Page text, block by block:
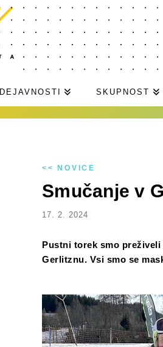
DEJAVNOSTI SKUPNOST
<< NOVICE
Smučanje v
17. 2. 2024
Pustni torek smo
Gerlitznu. Vsi smo se